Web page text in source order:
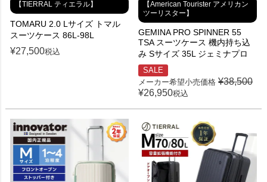
【TIERRAL ティエラル】
TOMARU 2.0 Lサイズ トマル
スーツケース 86L-98L
¥27,500税込
【American Tourister アメリカン
ツーリスター】
GEMINA PRO SPINNER 55
TSA スーツケース 機内持ち込
み Sサイズ 35L ジェミナプロ
SALE
メーカー希望小売価格 ¥38,500
¥26,950税込